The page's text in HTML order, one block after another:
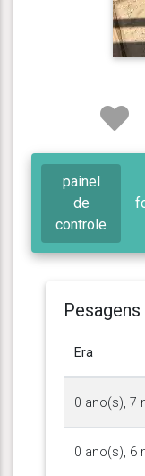
painel
de
controle
Pesagens
Era
0 ano(s), 7
0 ano(s), 6